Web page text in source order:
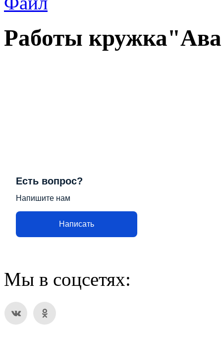
Работы
Есть вопрос?
Напишите нам
Написать
Мы в соцсетях: